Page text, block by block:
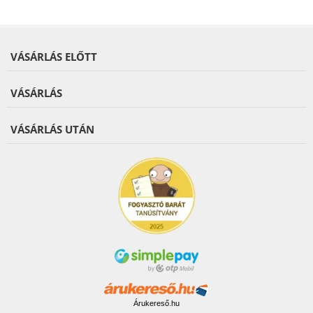
VÁSÁRLÁS ELŐTT
VÁSÁRLÁS
VÁSÁRLÁS UTÁN
Árukereső.hu